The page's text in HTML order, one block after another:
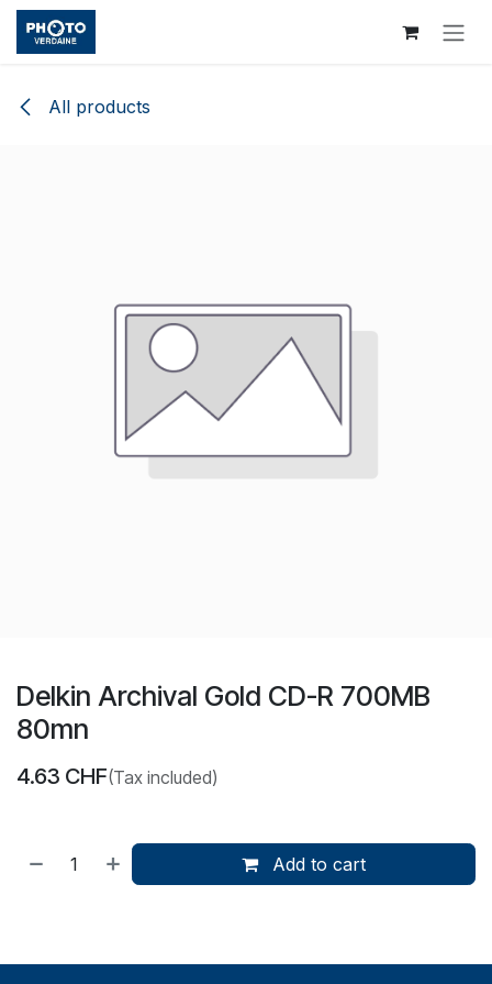
Skip to Content
All products
Delkin Archival Gold CD-R 700MB
80mn
4.63 CHF(Tax included)
Add to cart